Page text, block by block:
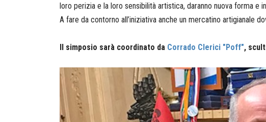
loro perizia e la loro sensibilità artistica, daranno nuova forma e
A fare da contorno all’iniziativa anche un mercatino artigianale
Il simposio sarà coordinato da Corrado Clerici "Poff",